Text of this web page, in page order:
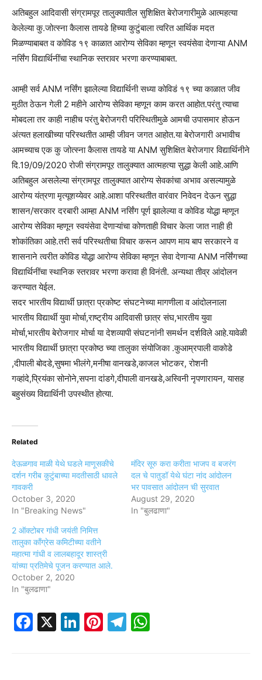
अतिबहुल आदिवासी संग्रामपूर तालुक्यातील सुशिक्षित बेरोजगारीमुळे आत्महत्या
केलेल्या कु.जोत्स्ना कैलास तायडे हिच्या कुटुंबाला त्वरित आर्थिक मदत
मिळण्याबाबत व कोविड १९ काळात आरोग्य सेविका म्हणून स्वयंसेवा देणाऱ्या ANM
नर्सिंग विद्यार्थिनींचा स्थानिक स्तरावर भरणा करण्याबाबत.
आम्ही सर्व ANM नर्सिंग झालेल्या विद्यार्थिनी सध्या कोविडं १९ च्या काळात जीव
मुठीत ठेऊन गेली 2 महीने आरोग्य सेविका म्हणून काम करत आहोत.परंतु त्याचा
मोबदला तर काही नाहीच परंतु बेरोजगरी परिस्थितीमुळे आमची उपासमार होऊन
अंत्यत हलाखीच्या परिस्थतीत आम्ही जीवन जगत आहोत.या बेरोजगारी अभावीच
आमच्याच एक कु जोत्स्ना कैलास तायडे या ANM सुशिक्षित बेरोजगार विद्यार्थिनीने
दि.19/09/2020 रोजी संग्रामपूर तालुक्यात आत्महत्या सुद्धा केली आहे.आणि
अतिबहुल असलेल्या संग्रामपूर तालुक्यात आरोग्य सेवकांचा अभाव असल्यामुळे
आरोग्य यंत्रणा मृत्यूशय्येवर आहे.आशा परिस्थतीत वारंवार निवेदन देऊन सुद्धा
शासन/सरकार दरबारी आम्हा ANM नर्सिंग पूर्ण झालेल्या व कोविड योद्धा म्हणून
आरोग्य सेविका म्हणून स्वयंसेवा देणाऱ्यांचा कोणताही विचार केला जात नाही ही
शोकांतिका आहे.तरी सर्व परिस्थतीचा विचार करून आपण माय बाप सरकारने व
शासनाने त्वरीत कोविड योद्धा आरोग्य सेविका म्हणून सेवा देणाऱ्या ANM नर्सिंगच्या
विद्यार्थिनींचा स्थानिक स्तरावर भरणा करावा ही विनंती. अन्यथा तीव्र आंदोलन
करण्यात येईल.
सदर भारतीय विद्यार्थी छात्रा प्रकोष्ट संघटनेच्या मागणीला व आंदोलनाला
भारतीय विद्यार्थी युवा मोर्चा,राष्ट्रीय आदिवासी छात्र संघ,भारतीय युवा
मोर्चा,भारतीय बेरोजगार मोर्चा या देशव्यापी संघटनांनी समर्थन दर्शविले आहे.यावेळी
भारतीय विद्यार्थी छात्रा प्रकोष्ठ च्या तालुका संयोजिका .कुआम्रपाली वाकोडे
,दीपाली बोदडे,सुषमा भीलंगे,मनीषा वानखडे,काजल भोटकर, रोशनी
गव्हांदे,प्रियंका सोनोने,सपना दांडगे,दीपाली वानखडे,अस्विनी नृपणारायन, यासह
बहुसंख्य विद्यार्थिनी उपस्थीत होत्या.
Related
देऊळगाव माळी येथे घडले माणूसकीचे
दर्शन गरीब कुटुंबाच्या मदतीसाठी धावले
गावकरी
October 3, 2020
In "Breaking News"
मंदिर सूरु करा करीता भाजप व बजरंग
दल चे पातुडॉ येथे घंटा नांद आंदोलन
भर पावसात आंदोलन ची सुरवात
August 29, 2020
In "बुलढाणा"
2 ऑक्टोबर गांधी जयंती निमित्त
तालुका काँग्रेस कमिटीच्या वतीने
महात्मा गांधी व लालबहादूर शास्त्री
यांच्या प्रतिमेचे पूजन करण्यात आले.
October 2, 2020
In "बुलढाणा"
Facebook
X LinkedIn
Pinterest
Telegram